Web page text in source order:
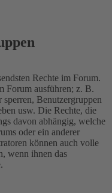
Rechte im Forum.
Forum ausführen; z. B.
Benutzergruppen
usw. Die Rechte, die
davon abhängig, welche
oder ein anderer
können auch volle
wenn ihnen das